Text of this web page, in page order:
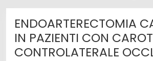
ENDOARTERECTOMIA
IN PAZIENTI CON
CONTROLATERALE